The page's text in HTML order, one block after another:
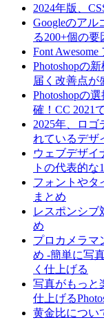
2024年版、
Googleのアル
る200+個の
Font
Photoshopの
届く改善点が
Photoshopの
確！CC 2021
2025年、ロ
れているデザ
ウェブデザイ
トの代表的な
フォントやタ
まとめ
レスポンシブ
め
プロカメラマ
め -簡単に写
く仕上げる
写真がもっと
仕上げる
黄金比につい